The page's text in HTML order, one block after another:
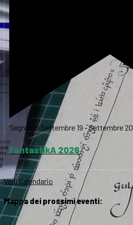
Segnalati Settembre 19 -Settembre 20
FantastikA 2026
Vedi Calendario
Mappa dei prossimi eventi: